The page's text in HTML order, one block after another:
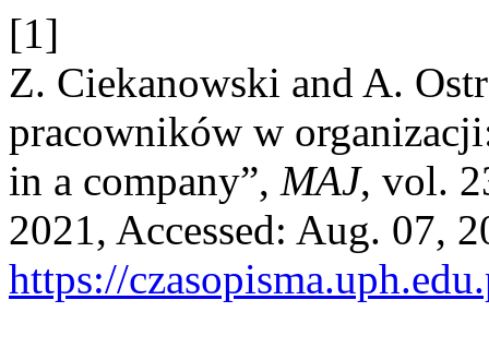
[1]
Z. Ciekanowski and A.
pracowników w
in a company”, MAJ, vol.
2021, Accessed: Aug. 07,
https://